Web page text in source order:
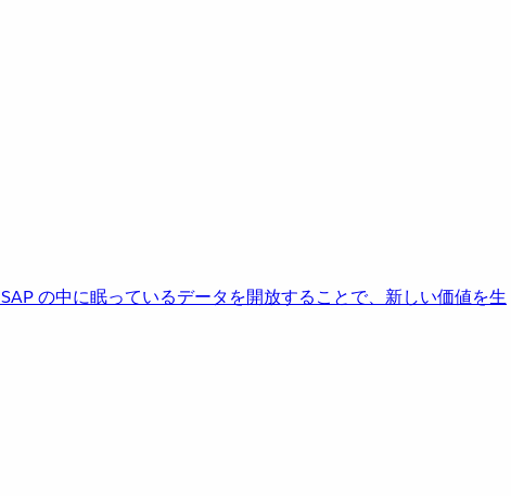
SAP の中に眠っているデータを開放することで、新しい価値を生